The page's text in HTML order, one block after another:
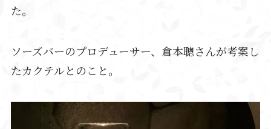
た。
ソーズバーのプロデューサー、倉本聰さんが考案し
たカクテルとのこと。